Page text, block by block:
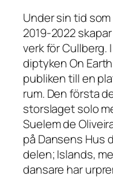
Under sin tid
2019-2022
verk för Cullberg.
diptyken On
publiken till en
rum. Den första
storslaget solo
Suelem de
på Dansens Hus
delen; Islands,
dansare har